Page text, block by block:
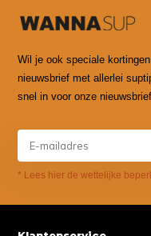
Wil je ook speciale
nieuwsbrief met allerlei
snel in voor onze nieuwsbrief.
* Lees hier de wettelijke